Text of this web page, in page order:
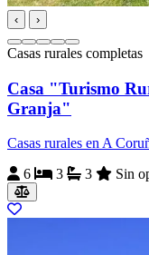
‹ ›
Casas rurales completas
Casa "Turismo
Granja"
Casas rurales en A
6
3 3 Sin